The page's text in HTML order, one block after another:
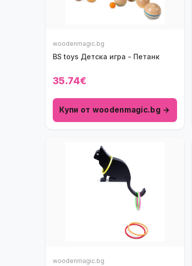
woodenmagic.bg
BS toys Детска игра - Петанк
35.74€
Купи от woodenmagic.bg →
woodenmagic.bg